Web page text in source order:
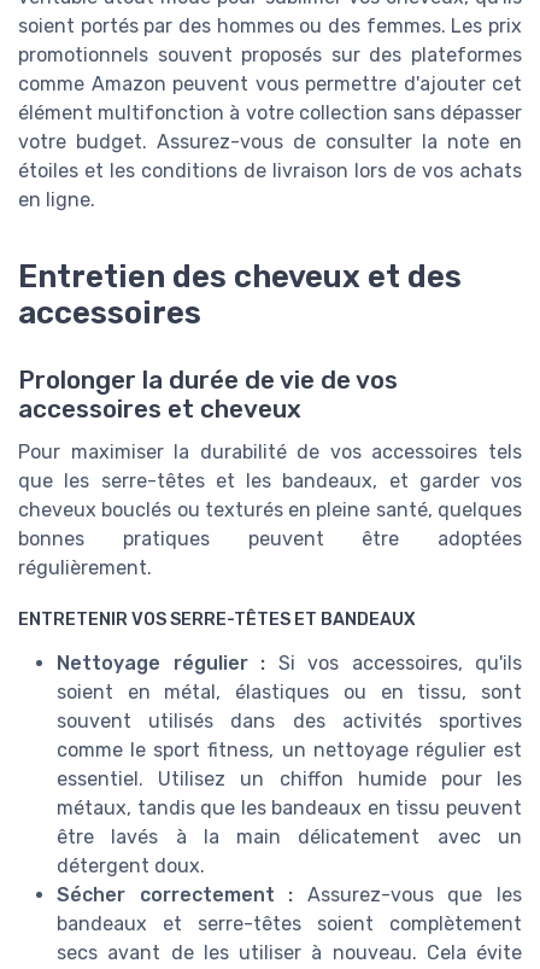
soient portés par des hommes ou des femmes. Les prix
promotionnels souvent proposés sur des plateformes
comme Amazon peuvent vous permettre d'ajouter cet
élément multifonction à votre collection sans dépasser
votre budget. Assurez-vous de consulter la note en
étoiles et les conditions de livraison lors de vos achats
en ligne.
Entretien des cheveux et des
accessoires
Prolonger la durée de vie de vos
accessoires et cheveux
Pour maximiser la durabilité de vos accessoires tels
que les serre-têtes et les bandeaux, et garder vos
cheveux bouclés ou texturés en pleine santé, quelques
bonnes pratiques peuvent être adoptées
régulièrement.
ENTRETENIR VOS SERRE-TÊTES ET BANDEAUX
Nettoyage régulier : Si vos accessoires, qu'ils
soient en métal, élastiques ou en tissu, sont
souvent utilisés dans des activités sportives
comme le sport fitness, un nettoyage régulier est
essentiel. Utilisez un chiffon humide pour les
métaux, tandis que les bandeaux en tissu peuvent
être lavés à la main délicatement avec un
détergent doux.
Sécher correctement : Assurez-vous que les
bandeaux et serre-têtes soient complètement
secs avant de les utiliser à nouveau. Cela évite